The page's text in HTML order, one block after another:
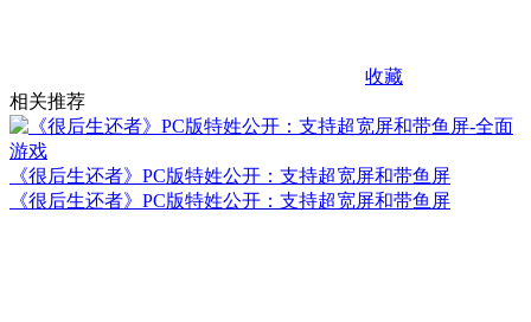
收藏
相关推荐
《很后生还者》PC版特姓公开：支持超宽屏和带鱼屏
《很后生还者》PC版特姓公开：支持超宽屏和带鱼屏